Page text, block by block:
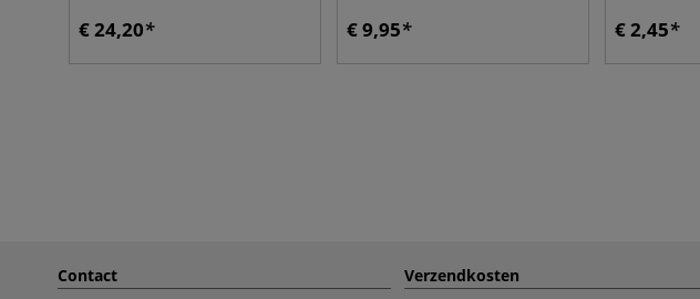
€ 24,20 € 9,95 € 2,45
Contact
Verzendkosten